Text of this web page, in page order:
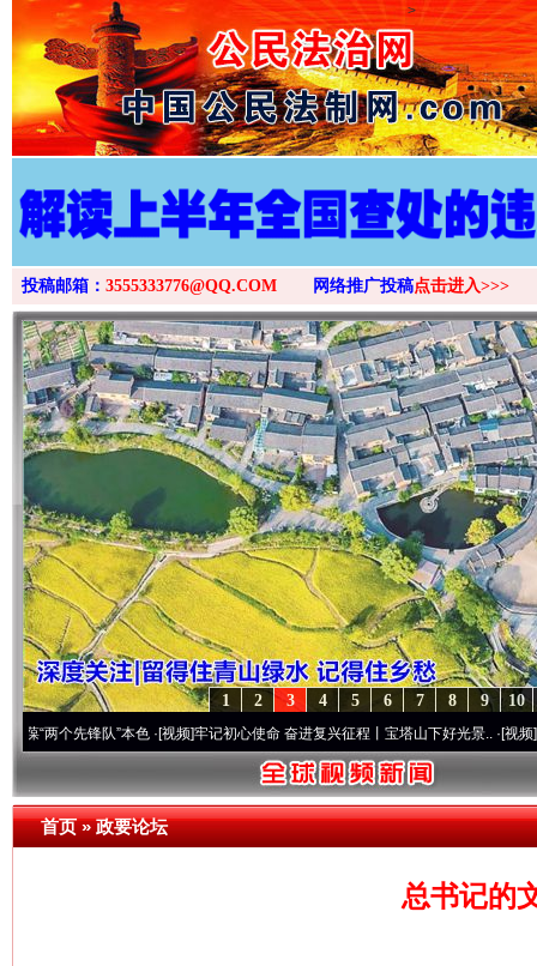
>
投稿邮箱： 3555333776@QQ.COM 网络推广投稿点击进入>>>
10
9
8
7
6
5
4
3
2
1
锋队”本色·[视频]牢记初心使命 奋进复兴征程丨宝塔山下好光景..·[视频]因党而生
首页»政要论坛
总书记的